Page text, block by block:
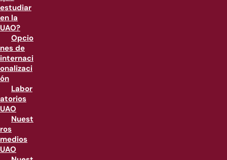
estudiar
en la
UAO?
Opcio
nes de
internaci
onalizaci
ón
Labor
atorios
UAO
Nuest
ros
medios
UAO